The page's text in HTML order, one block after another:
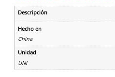
Descripción
Hecho en
China
Unidad
UNI